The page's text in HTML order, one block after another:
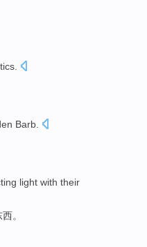
Barb.
light with their
。